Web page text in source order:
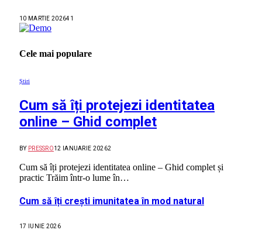
10 MARTIE 202641
Cele mai populare
Știri
Cum să îți protejezi identitatea
online – Ghid complet
BY PRESSRO12 IANUARIE 20262
Cum să îți protejezi identitatea online – Ghid complet și
practic Trăim într-o lume în…
Cum să îți crești imunitatea în mod natural
17 IUNIE 2026